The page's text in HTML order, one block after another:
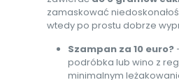
zamaskować
wtedy po prostu dobrze
Szampan za 10 euro?
podróbka lub wino z
minimalnym